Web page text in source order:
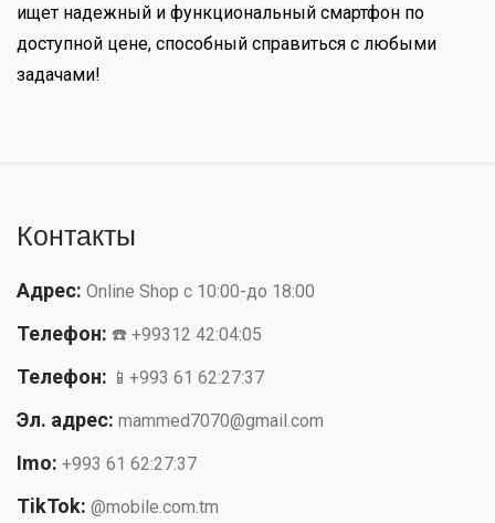
ищет надежный и функциональный смартфон по
доступной цене, способный справиться с любыми
задачами!
Контакты
Адрес: Online Shop с 10:00-до 18:00
Телефон: ☎️ +99312 42:04:05
Телефон: 📱+993 61 62:27:37
Эл. адрес: mammed7070@gmail.com
Imo: +993 61 62:27:37
TikTok: @mobile.com.tm